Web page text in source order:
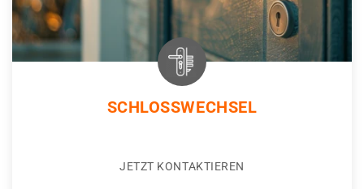
SCHLOSSWECHSEL
JETZT KONTAKTIEREN